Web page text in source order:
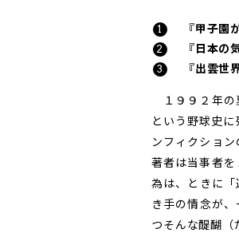
『甲子園
『日本の
『出雲世
１９９２年の
という野球史
ンフィクショ
著者は当事者
為は、ときに
き手の情念が
つそんな醍醐（